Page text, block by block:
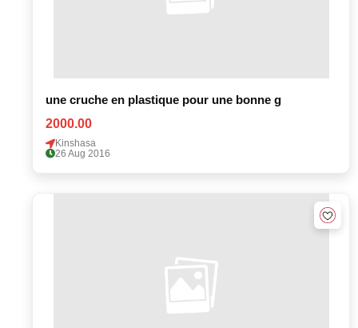
une cruche en plastique pour une bonne g
2000.00
Kinshasa
26 Aug 2016